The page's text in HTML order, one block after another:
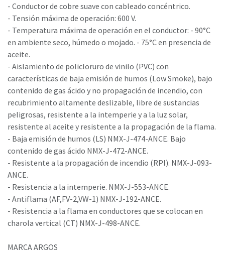
- Conductor de cobre suave con cableado concéntrico.
- Tensión máxima de operación: 600 V.
- Temperatura máxima de operación en el conductor: - 90°C
en ambiente seco, húmedo o mojado. - 75°C en presencia de
aceite.
- Aislamiento de policloruro de vinilo (PVC) con
características de baja emisión de humos (Low Smoke), bajo
contenido de gas ácido y no propagación de incendio, con
recubrimiento altamente deslizable, libre de sustancias
peligrosas, resistente a la intemperie y a la luz solar,
resistente al aceite y resistente a la propagación de la flama.
- Baja emisión de humos (LS) NMX-J-474-ANCE. Bajo
contenido de gas ácido NMX-J-472-ANCE.
- Resistente a la propagación de incendio (RPI). NMX-J-093-
ANCE.
- Resistencia a la intemperie. NMX-J-553-ANCE.
- Antiflama (AF,FV-2,VW-1) NMX-J-192-ANCE.
- Resistencia a la flama en conductores que se colocan en
charola vertical (CT) NMX-J-498-ANCE.
MARCA ARGOS